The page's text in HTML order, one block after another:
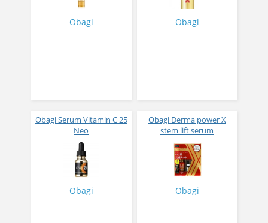
Obagi Obagi
Obagi Serum Vitamin C 25
Neo
Высококонцентрированная
омолаживающая
сыворотка
аскорбиновой кислотой
Obagi
Obagi Derma power X
stem lift serum
Антивозрастная
лифтинг-сыворотка для
лица 30 мл плюс
миниатюры
Obagi